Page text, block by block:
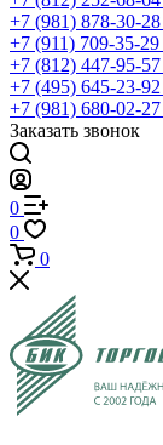
+7 (981) 878-30-28
+7 (911) 709-35-29
+7 (812) 447-95-57
+7 (495) 645-23-92
+7 (981) 680-02-27
Заказать звонок
0
0
0